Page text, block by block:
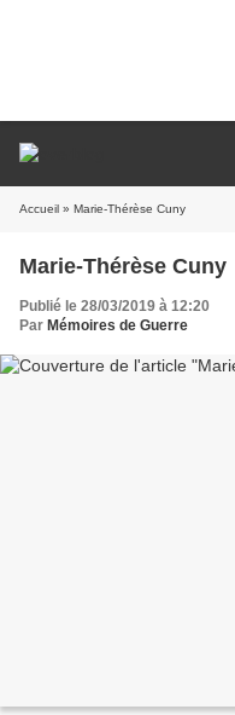
Accueil » Marie-Thérèse Cuny
Marie-Thérèse Cuny
Publié le 28/03/2019 à 12:20
Par Mémoires de Guerre